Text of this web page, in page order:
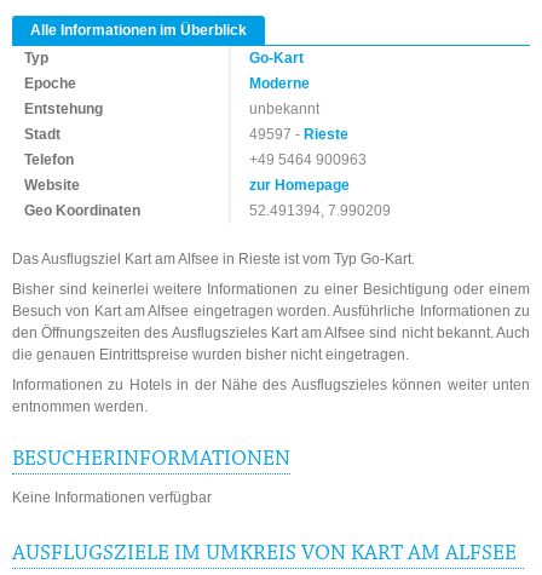
Alle Informationen im Überblick
Typ
Go-Kart
Epoche
Moderne
Entstehung
unbekannt
Stadt
49597 - Rieste
Telefon
+49 5464 900963
Website
zur Homepage
Geo Koordinaten
52.491394, 7.990209
Das Ausflugsziel Kart am Alfsee in Rieste ist vom Typ Go-Kart.
Bisher sind keinerlei weitere Informationen zu einer Besichtigung oder einem
Besuch von Kart am Alfsee eingetragen worden. Ausführliche Informationen zu
den Öffnungszeiten des Ausflugszieles Kart am Alfsee sind nicht bekannt. Auch
die genauen Eintrittspreise wurden bisher nicht eingetragen.
Informationen zu Hotels in der Nähe des Ausflugszieles können weiter unten
entnommen werden.
BESUCHERINFORMATIONEN
Keine Informationen verfügbar
AUSFLUGSZIELE IM UMKREIS VON KART AM ALFSEE